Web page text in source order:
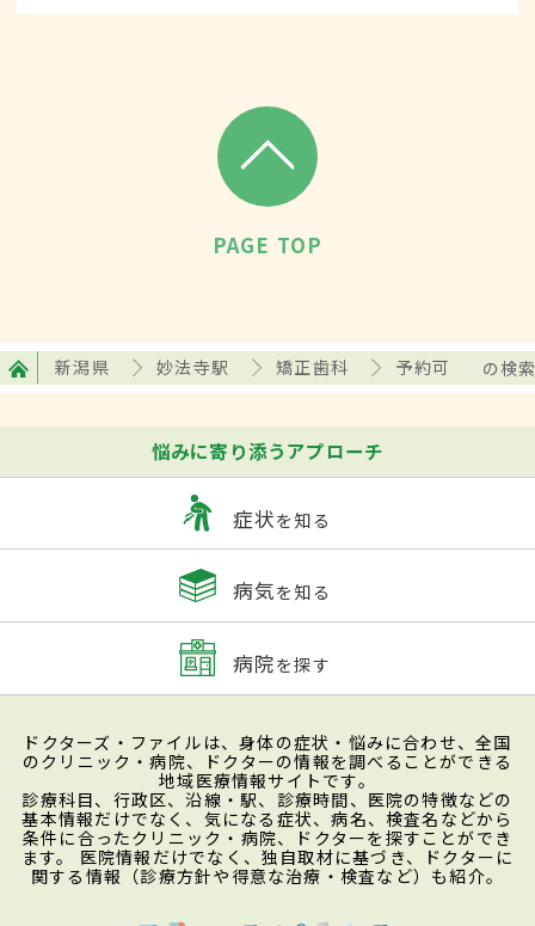
PAGE TOP
新潟県 妙法寺駅 矯正歯科 予約可 の検
悩みに寄り添うアプローチ
症状を知る
病気を知る
病院を探す
ドクターズ・ファイルは、身体の症状・悩みに合わせ、全国
のクリニック・病院、ドクターの情報を調べることができる
地域医療情報サイトです。
診療科目、行政区、沿線・駅、診療時間、医院の特徴などの
基本情報だけでなく、気になる症状、病名、検査名などから
条件に合ったクリニック・病院、ドクターを探すことができ
ます。 医院情報だけでなく、独自取材に基づき、ドクターに
関する情報（診療方針や得意な治療・検査など）も紹介。